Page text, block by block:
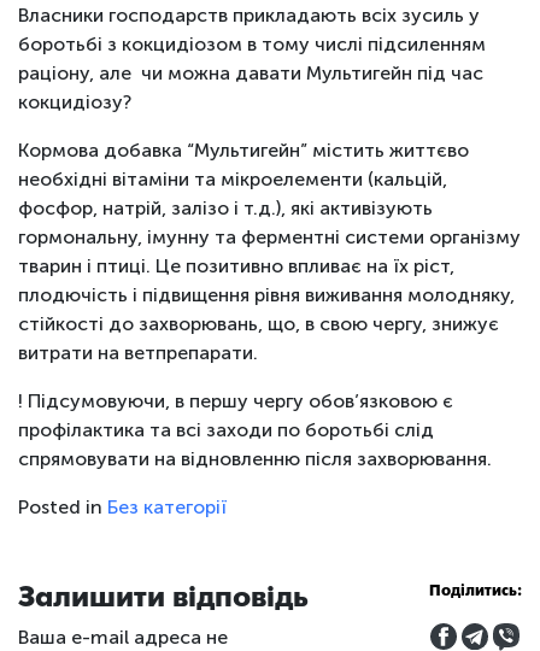
Власники господарств прикладають всіх зусиль у
боротьбі з кокцидіозом в тому числі підсиленням
раціону, але чи можна давати Мультигейн під час
кокцидіозу?
Кормова добавка “Мультигейн” містить життєво
необхідні вітаміни та мікроелементи (кальцій,
фосфор, натрій, залізо і т.д.), які активізують
гормональну, імунну та ферментні системи організму
тварин і птиці. Це позитивно впливає на їх ріст,
плодючість і підвищення рівня виживання молодняку,
стійкості до захворювань, що, в свою чергу, знижує
витрати на ветпрепарати.
! Підсумовуючи, в першу чергу обов’язковою є
профілактика та всі заходи по боротьбі слід
спрямовувати на відновленню після захворювання.
Posted in Без категорії
Залишити відповідь
Ваша e-mail адреса не
Поділитись: